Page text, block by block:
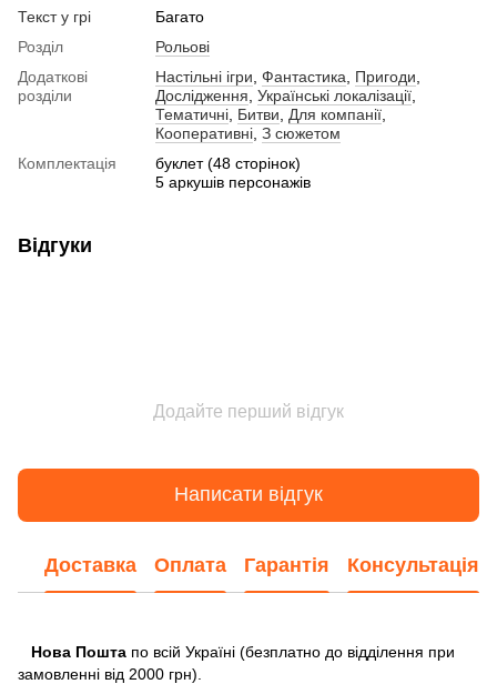
Текст у грі
Багато
Розділ
Рольові
Додаткові
розділи
Настільні ігри Фантастика Пригоди
Дослідження Українські локалізації
Тематичні Битви Для компанії
Кооперативні З сюжетом
Комплектація
буклет (48 сторінок)
5 аркушів персонажів
Відгуки
Додайте перший відгук
Написати відгук
Доставка Оплата Гарантія Консультація
Нова Пошта по всій Україні (безплатно до відділення при
замовленні від 2000 грн).